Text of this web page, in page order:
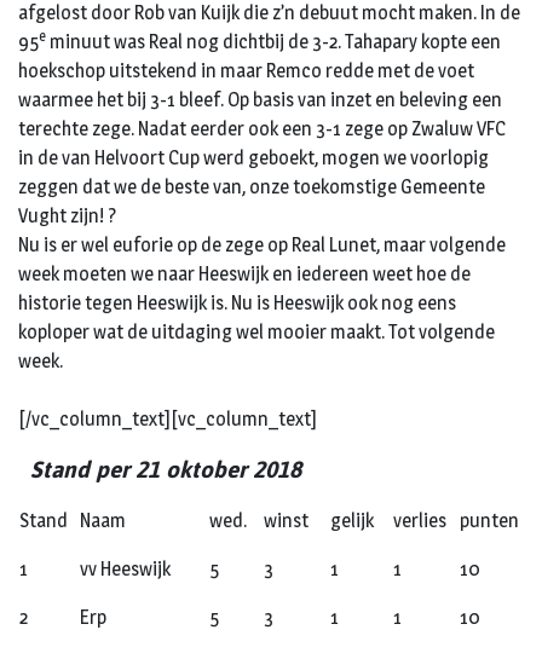
afgelost door Rob van Kuijk die z’n debuut mocht maken. In de
95e minuut was Real nog dichtbij de 3-2. Tahapary kopte een
hoekschop uitstekend in maar Remco redde met de voet
waarmee het bij 3-1 bleef. Op basis van inzet en beleving een
terechte zege. Nadat eerder ook een 3-1 zege op Zwaluw VFC
in de van Helvoort Cup werd geboekt, mogen we voorlopig
zeggen dat we de beste van, onze toekomstige Gemeente
Vught zijn! ?
Nu is er wel euforie op de zege op Real Lunet, maar volgende
week moeten we naar Heeswijk en iedereen weet hoe de
historie tegen Heeswijk is. Nu is Heeswijk ook nog eens
koploper wat de uitdaging wel mooier maakt. Tot volgende
week.
[/vc_column_text][vc_column_text]
Stand per 21 oktober 2018
Stand Naam wed. winst gelijk verlies punten
1 vv Heeswijk 5 3 1 1 10
2 Erp 5 3 1 1 10